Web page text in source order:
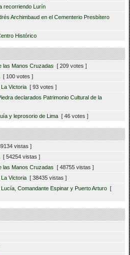
recorriendo Lurín
Archimbaud en el Cementerio Presbítero
Histórico
las Manos Cruzadas [ 209 votes ]
[ 100 votes ]
Victoria [ 93 votes ]
declarados Patrimonio Cultural de la
y leprosorio de Lima [ 46 votes ]
vistas ]
[ 54254 vistas ]
las Manos Cruzadas [ 48755 vistas ]
Victoria [ 38435 vistas ]
Comandante Espinar y Puerto Arturo [